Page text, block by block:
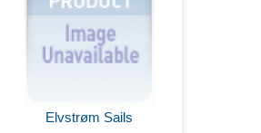
Elvstrøm Sails